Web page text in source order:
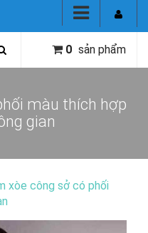
0 sản phẩm
gian
xòe công sở có phối